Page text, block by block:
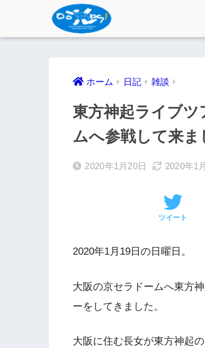
ホーム 日記 雑談
東方神起ライブ
ムへ参戦して来ま
2020年1月20日 2020年1
ツイート
2020年1月19日の日曜日。
大阪の京セラドームへ東方
ーをしてきました。
大阪に住む長女が東方神起